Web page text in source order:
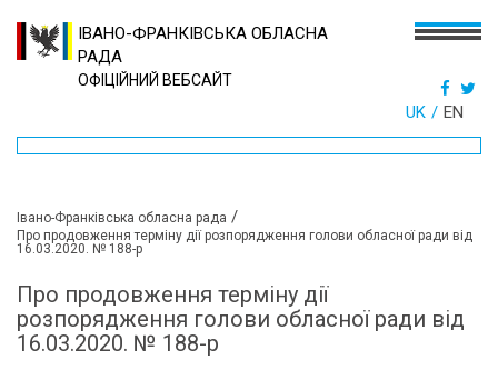
ІВАНО-ФРАНКІВСЬКА ОБЛАСНА
РАДА
ОФІЦІЙНИЙ ВЕБСАЙТ
UK EN
Івано-Франківська обласна рада /
Про продовження терміну дії розпорядження голови обласної ради від
16.03.2020. № 188-р
Про продовження терміну дії
розпорядження голови обласної ради від
16.03.2020. № 188-р